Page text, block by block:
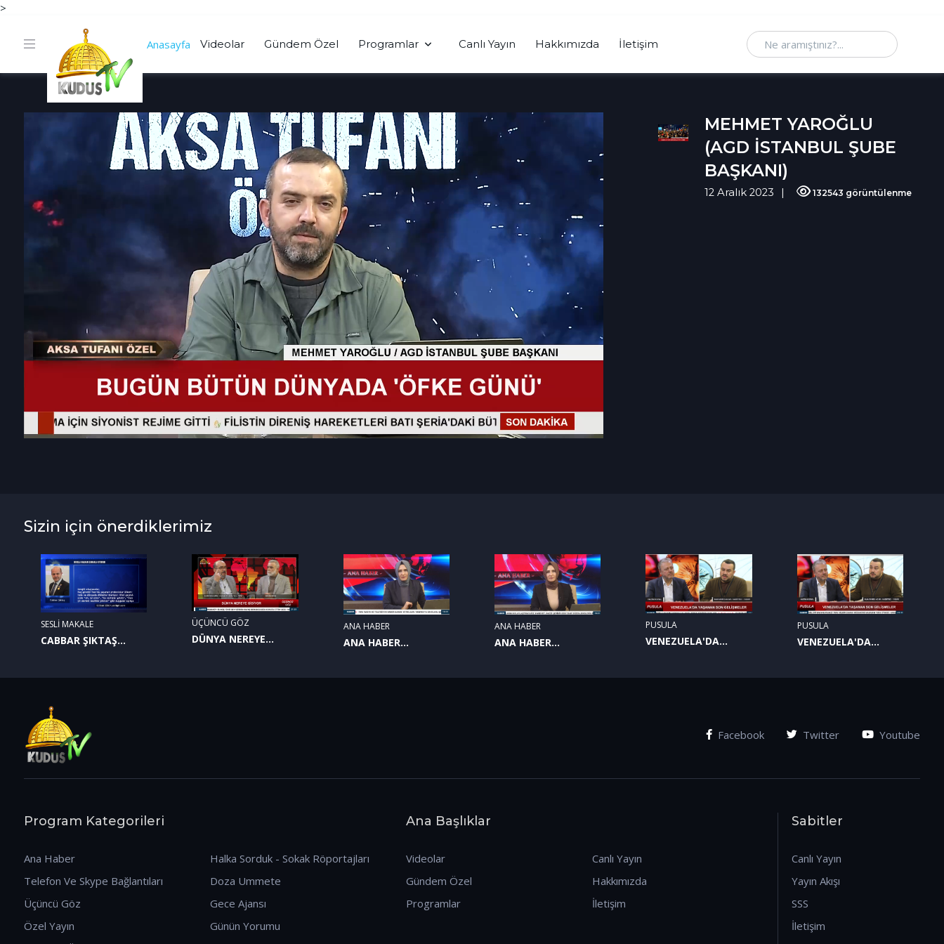
>
Anasayfa Videolar Gündem Özel Programlar Canlı Yayın Hakkımızda İletişim Ne aramıştınız
MEHMET YAROĞLU
(AGD İSTANBUL ŞUBE
BAŞKANI)
12 Aralık 2023 132543 görüntülenme
Sizin için önerdiklerimiz
SESLİ MAKALE
CABBAR ŞIKTAŞ
ÜÇÜNCÜ GÖZ
DÜNYA NEREYE
ANA HABER
ANA HABER
ANA HABER
ANA HABER
PUSULA
VENEZUELA'DA
PUSULA
VENEZUELA'DA
Facebook Twitter Youtube
Program Kategorileri
Ana Haber
Telefon Ve Skype Bağlantıları
Üçüncü Göz
Özel Yayın
Halka Sorduk - Sokak Röportajları
Doza Ummete
Gece Ajansı
Günün Yorumu
Ana Başlıklar
Videolar
Gündem Özel
Programlar
Canlı Yayın
Hakkımızda
İletişim
Sabitler
Canlı Yayın
Yayın Akışı
SSS
İletişim